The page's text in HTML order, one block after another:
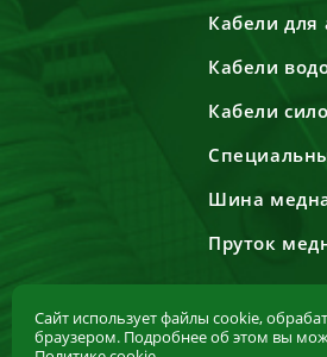
Кабели для
Кабели
Кабели
Шина
Пруток
Сайт использует файлы cookie,
браузером. Подробнее об этом вы